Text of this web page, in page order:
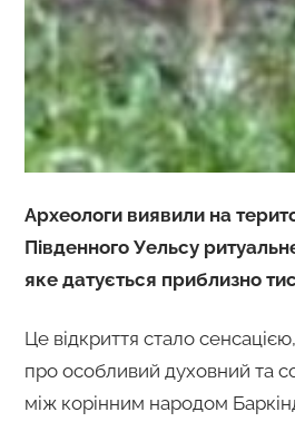
Археологи виявили на
Південного Уельсу
яке датується приблизно
Це відкриття стало
про особливий духовний та
між корінним народом